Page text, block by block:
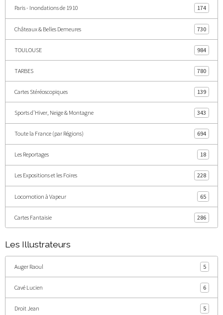
Paris - Inondations de 1910 174
Châteaux & Belles Demeures 730
TOULOUSE 984
TARBES 780
Cartes Stéréoscopiques 139
Sports d'Hiver, Neige & Montagne 343
Toute la France (par Régions) 694
Les Reportages 18
Les Expositions et les Foires 228
Locomotion à Vapeur 65
Cartes Fantaisie 286
Les Illustrateurs
Auger Raoul 5
Cavé Lucien 6
Droit Jean 5